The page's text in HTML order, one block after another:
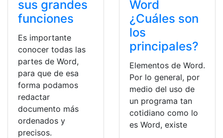
sus grandes
funciones
Es importante
conocer todas las
partes de Word,
para que de esa
forma podamos
redactar
documento más
ordenados y
precisos.
Word
¿Cuáles son
los
principales?
Elementos de Word.
Por lo general, por
medio del uso de
un programa tan
cotidiano como lo
es Word, existe